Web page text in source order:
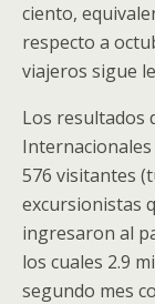
ciento,
respecto a
viajeros sigue
Los resultados
576 visitantes
excursionistas
ingresaron al
los cuales 2.9
segundo mes